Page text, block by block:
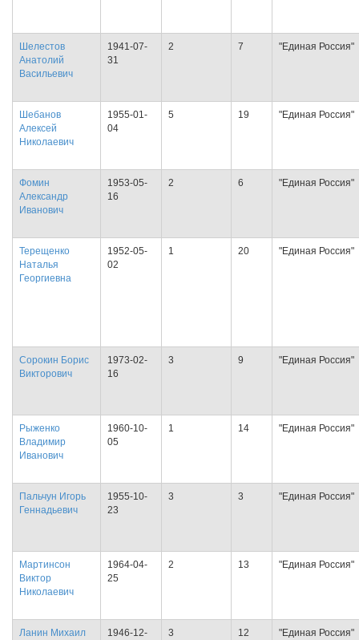
Шелестов
Анатолий
Васильевич
1941-07-
31
2 7 "Единая Россия"
Шебанов
Алексей
Николаевич
1955-01-
04
5 19 "Единая Россия"
Фомин
Александр
Иванович
1953-05-
16
2 6 "Единая Россия"
Терещенко
Наталья
Георгиевна
1952-05-
02
1 20 "Единая Россия"
Сорокин Борис
Викторович
1973-02-
16
3 9 "Единая Россия"
Рыженко
Владимир
Иванович
1960-10-
05
1 14 "Единая Россия"
Пальчун Игорь
Геннадьевич
1955-10-
23
3 3 "Единая Россия"
Мартинсон
Виктор
Николаевич
1964-04-
25
2 13 "Единая Россия"
Ланин Михаил
1946-12-
3 12 "Единая Россия"